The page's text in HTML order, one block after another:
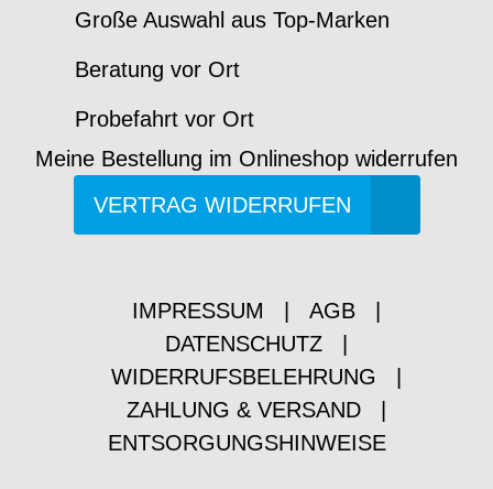
Große Auswahl aus Top-Marken
Beratung vor Ort
Probefahrt vor Ort
Meine Bestellung im Onlineshop widerrufen
VERTRAG WIDERRUFEN
IMPRESSUM AGB
DATENSCHUTZ
WIDERRUFSBELEHRUNG
ZAHLUNG & VERSAND
ENTSORGUNGSHINWEISE